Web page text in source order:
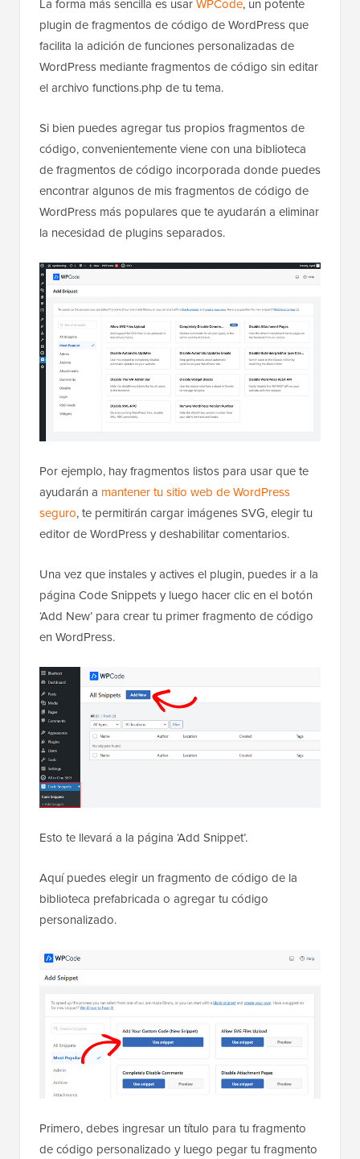
La forma más sencilla es usarWPCode, un potente
plugin de fragmentos de código de WordPress que
facilita la adición de funciones personalizadas de
WordPress mediante fragmentos de código sin editar
el archivo functions.php de tu tema.
Si bien puedes agregar tus propios fragmentos de
código, convenientemente viene con una biblioteca
de fragmentos de código incorporada donde puedes
encontrar algunos de mis fragmentos de código de
WordPress más populares que te ayudarán a eliminar
la necesidad de plugins separados.
Por ejemplo, hay fragmentos listos para usar que te
ayudarán a mantener tu sitio web de WordPress
seguro, te permitirán cargar imágenes SVG, elegir tu
editor de WordPress y deshabilitar comentarios.
Una vez que instales y actives el plugin, puedes ir a la
página Code Snippets y luego hacer clic en el botón
‘Add New’ para crear tu primer fragmento de código
en WordPress.
Esto te llevará a la página ‘Add Snippet’.
Aquí puedes elegir un fragmento de código de la
biblioteca prefabricada o agregar tu código
personalizado.
Primero, debes ingresar un título para tu fragmento
de código personalizado y luego pegar tu fragmento